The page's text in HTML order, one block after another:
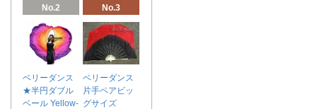
No.2
ベリーダンス
★半円ダブル
ベール Yellow-
No.3
ベリーダンス
片手ペアビッ
グサイズ